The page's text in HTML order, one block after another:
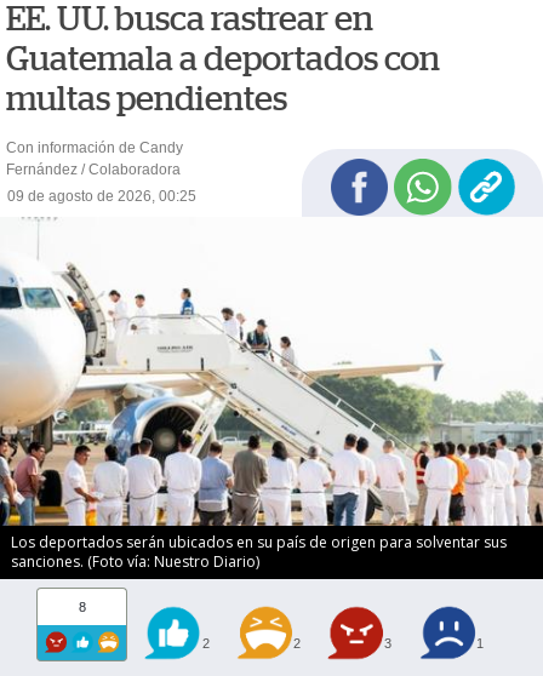
EE. UU. busca rastrear en
Guatemala a deportados con
multas pendientes
Con información de Candy
Fernández / Colaboradora
09 de agosto de 2026, 00:25
Los deportados serán ubicados en su país de origen para solventar sus
sanciones. (Foto vía: Nuestro Diario)
8
2 2 3 1